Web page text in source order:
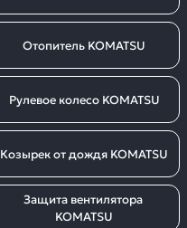
Отопитель KOMATSU
Рулевое колесо KOMATSU
Козырек от дождя KOMATSU
Защита вентилятора
KOMATSU